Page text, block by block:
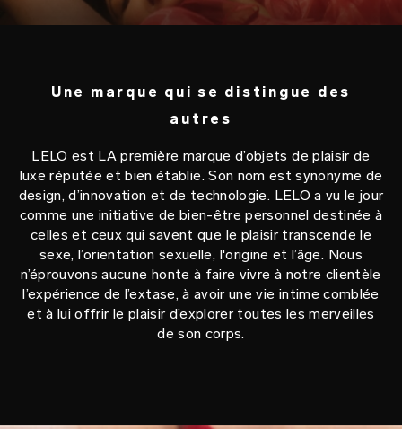
Une marque qui se distingue des
autres
LELO est LA première marque d’objets de plaisir de
luxe réputée et bien établie. Son nom est synonyme de
design, d’innovation et de technologie. LELO a vu le jour
comme une initiative de bien-être personnel destinée à
celles et ceux qui savent que le plaisir transcende le
sexe, l’orientation sexuelle, l'origine et l’âge. Nous
n’éprouvons aucune honte à faire vivre à notre clientèle
l’expérience de l’extase, à avoir une vie intime comblée
et à lui offrir le plaisir d’explorer toutes les merveilles
de son corps.